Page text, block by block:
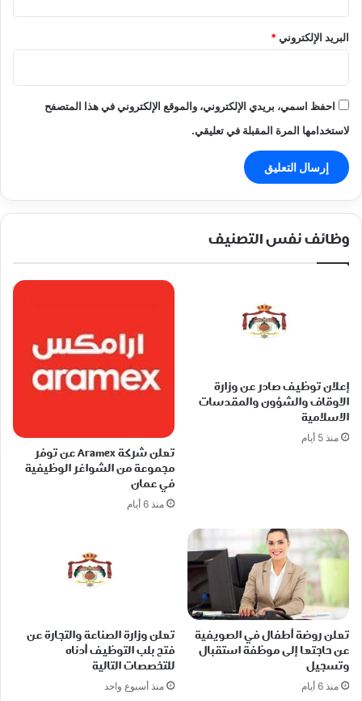
البريد الإلكتروني*
احفظ اسمي، بريدي الإلكتروني، والموقع الإلكتروني في هذا المتصفح
لاستخدامها المرة المقبلة في تعليقي.
وظائف نفس التصنيف
إعلان توظيف صادر عن وزارة
الاوقاف والشؤون والمقدسات
الاسلامية
منذ 5 أيام
تعلن شركة Aramex عن توفر
مجموعة من الشواغر الوظيفية
في عمان
منذ 6 أيام
تعلن روضة أطفال في الصويفية
عن حاجتها إلى موظفة استقبال
وتسجيل
منذ 6 أيام
تعلن وزارة الصناعة والتجارة عن
فتح بلب التوظيف أدناه
للتخصصات التالية
منذ أسبوع واحد